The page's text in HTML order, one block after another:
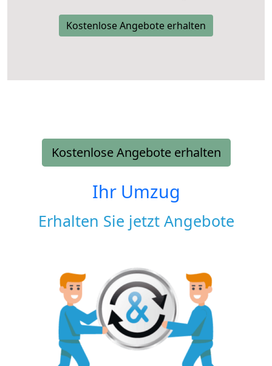
Kostenlose Angebote erhalten
Kostenlose Angebote erhalten
Ihr Umzug
Erhalten Sie jetzt Angebote